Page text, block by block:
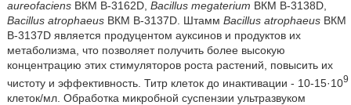
aureofaciensВКМ B-3162D, Bacillus megaterium ВКМ B-3138D,
Bacillus atrophaeusВКМ B-3137D. Штамм Bacillus atrophaeusВКМ
B-3137D является продуцентом ауксинов и продуктов их
метаболизма, что позволяет получить более высокую
концентрацию этих стимуляторов роста растений, повысить их
чистоту и эффективность. Титр клеток до инактивации - 10-15·109
клеток/мл. Обработка микробной суспензии ультразвуком